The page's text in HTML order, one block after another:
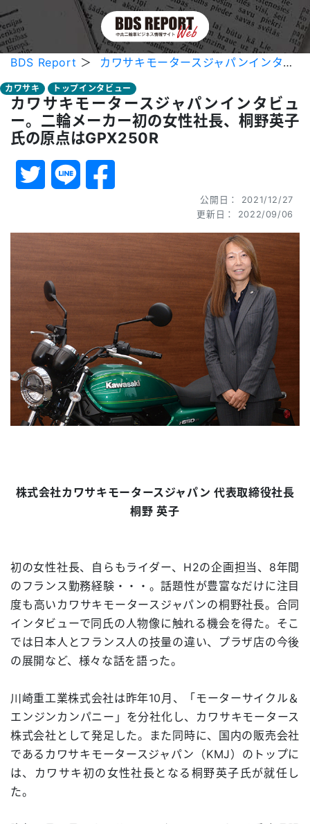
BDS Report ＞ カワサキモータースジャパンインタビュー。二輪メーカー初の女性社長、桐野英子氏の原点はGPX250R
カワサキ トップインタビュー
カワサキモータースジャパンインタビュ
ー。二輪メーカー初の女性社長、桐野英子
氏の原点はGPX250R
公開日： 2021/12/27
更新日： 2022/09/06
株式会社カワサキモータースジャパン 代表取締役社長
桐野 英子
初の女性社長、自らもライダー、H2の企画担当、8年間
のフランス勤務経験・・・。話題性が豊富なだけに注目
度も高いカワサキモータースジャパンの桐野社長。合同
インタビューで同氏の人物像に触れる機会を得た。そこ
では日本人とフランス人の技量の違い、プラザ店の今後
の展開など、様々な話を語った。
川崎重工業株式会社は昨年10月、「モーターサイクル＆
エンジンカンパニー」を分社化し、カワサキモータース
株式会社として発足した。また同時に、国内の販売会社
であるカワサキモータースジャパン（KMJ）のトップに
は、カワサキ初の女性社長となる桐野英子氏が就任し
た。